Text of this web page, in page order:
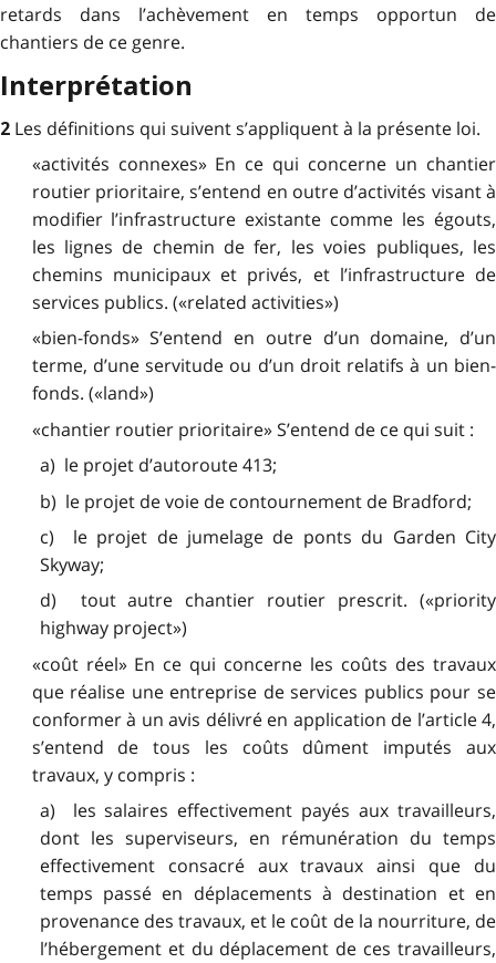
retards dans l’achèvement en temps opportun de
chantiers de ce genre.
Interprétation
2 Les définitions qui suivent s’appliquent à la présente loi.
«activités connexes» En ce qui concerne un chantier
routier prioritaire, s’entend en outre d’activités visant à
modifier l’infrastructure existante comme les égouts,
les lignes de chemin de fer, les voies publiques, les
chemins municipaux et privés, et l’infrastructure de
services publics. («related activities»)
«bien-fonds» S’entend en outre d’un domaine, d’un
terme, d’une servitude ou d’un droit relatifs à un bien-
fonds. («land»)
«chantier routier prioritaire» S’entend de ce qui suit :
a) le projet d’autoroute 413;
b) le projet de voie de contournement de Bradford;
c) le projet de jumelage de ponts du Garden City
Skyway;
d) tout autre chantier routier prescrit. («priority
highway project»)
«coût réel» En ce qui concerne les coûts des travaux
que réalise une entreprise de services publics pour se
conformer à un avis délivré en application de l’article 4,
s’entend de tous les coûts dûment imputés aux
travaux, y compris :
a) les salaires effectivement payés aux travailleurs,
dont les superviseurs, en rémunération du temps
effectivement consacré aux travaux ainsi que du
temps passé en déplacements à destination et en
provenance des travaux, et le coût de la nourriture, de
l’hébergement et du déplacement de ces travailleurs,